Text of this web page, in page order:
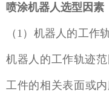
喷涂机器人选型因素
（1）机器人的工作
机器人的工作轨迹
工件的相关表面或